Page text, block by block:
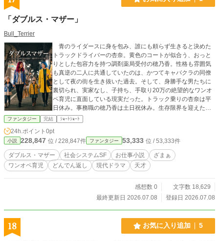
手、氷姫。火炎魔法剣の炎姫。それに、雷鳴魔法剣の雷姫
官、炎龍王女がやって来た。三名の女魔族を率いて。交渉の
バトルが勃発する。 驚異的な再生能力を誇る女魔族たち
に、三大魔法剣姫は苦戦するが…… ＜第4章の主な内容＞
リリーシア王女が、魔王軍に拉致された。 明日の夜明け
までに王女を奪還しなければ、王都平民区の十万人の命が失
われる。 なぜなら、兵力の減少に苦しむ王国騎士団は、王
都外壁の放棄と、内壁への撤退を主張していた。それを拒否
し、外壁での徹底抗戦を主張していたのが、臨時副司令官の
リリーシア王女だったからだ。 三大魔法剣姫たちとぼく
は、王女を救出するため、深夜、魔王軍の野営陣地に侵入す
るが…… ＜第5章の主な内容＞ 魔王軍が、総攻撃をしてき
た。アース・ドラゴンの数は、三千五百匹を超える。はたし
てぼくたちは、今日を生きのびることができるのか。 表紙イ
ラスト：柴山みくり
「ダブルス・マザー」
Bull_Terrier
青のライダースに身を包み、誰にも頼らず生きると決めた
トラックドライバーの杏奈。黄色のコートが似合う、おっと
りとした包容力を持つ調剤薬局受付の穂乃香。性格も雰囲気
も真逆の二人に共通していたのは、かつてキャバクラの同僚
として夜の街を生き抜いた過去。そして、身勝手な男たちに
裏切られ、実家なし、子持ち、手取り20万の絶望的なワンオ
ペ育児に直面している現実だった。トラック乗りの杏奈は平
日休み。事務職の穂乃香は土日祝休み。生存限界を迎えた二
人が行き着いたのは、お互いの休みを1分単位で等価交換し、
二人の子供を二人で育てるワンオペ育児・完全互換システム
だった。 夜の街で培った強さと、昼の仕事を掛け合わせた
完璧な時間ハック。二人で一人の最強のダブルス・マザーと
なった彼女たちは、世間の偏見や理不尽な元夫、身勝手な義
母を次々と論破し、過酷な格差社会を鮮やかに駆け上がって
いく。しかし、ある日突然起きた「凄惨な事故」が、合理的
択。脳裏をよぎる「我が子しか愛せない」という母親の本
能。システムは血の通った絆を超えられるか？孤独な夜を生
ファンタジー 完結 ｼｮｰﾄｼｮｰﾄ
24h.ポイント 0pt
小説 228,847 位 / 228,847件 ファンタジー 53,333 位 / 53,333件
ダブルス・マザー 社会システムSF お仕事小説
ざまぁ
ワンオペ育児
どんでん返し 現代ドラマ 天才
感想数 0
文字数 18,629
最終更新日 2026.07.08
登録日 2026.07.08
18 お気に入り追加 5